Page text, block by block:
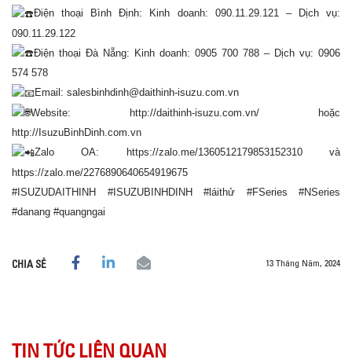
Điện thoại Bình Định: Kinh doanh: 090.11.29.121 – Dịch vụ:
090.11.29.122
Điện thoại Đà Nẵng: Kinh doanh: 0905 700 788 – Dịch vụ: 0906
574 578
Email: salesbinhdinh@daithinh-isuzu.com.vn
Website: http://daithinh-isuzu.com.vn/ hoặc
http://IsuzuBinhDinh.com.vn
Zalo OA:
https://zalo.me/1360512179853152310và
https://zalo.me/2276890640654919675
#ISUZUDAITHINH
#ISUZUBINHDINH #láithử #FSeries
#NSeries
#danang #quangngai
CHIA SẺ 13 Tháng Năm, 2024
TIN TỨC LIÊN QUAN